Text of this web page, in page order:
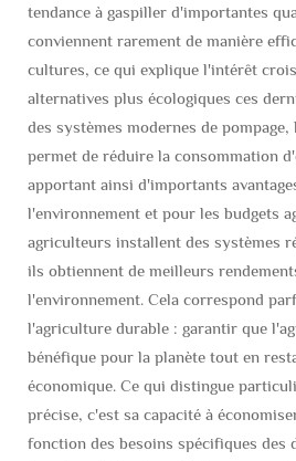
tendance à gaspiller d'importantes
conviennent rarement de manière
cultures, ce qui explique l'intérêt
alternatives plus écologiques ces
des systèmes modernes de
permet de réduire la consommation
apportant ainsi d'importants
l'environnement et pour les budgets
agriculteurs installent des systèmes
ils obtiennent de meilleurs
l'environnement. Cela correspond
l'agriculture durable : garantir que
bénéfique pour la planète tout en
économique. Ce qui distingue
précise, c'est sa capacité à
fonction des besoins spécifiques des